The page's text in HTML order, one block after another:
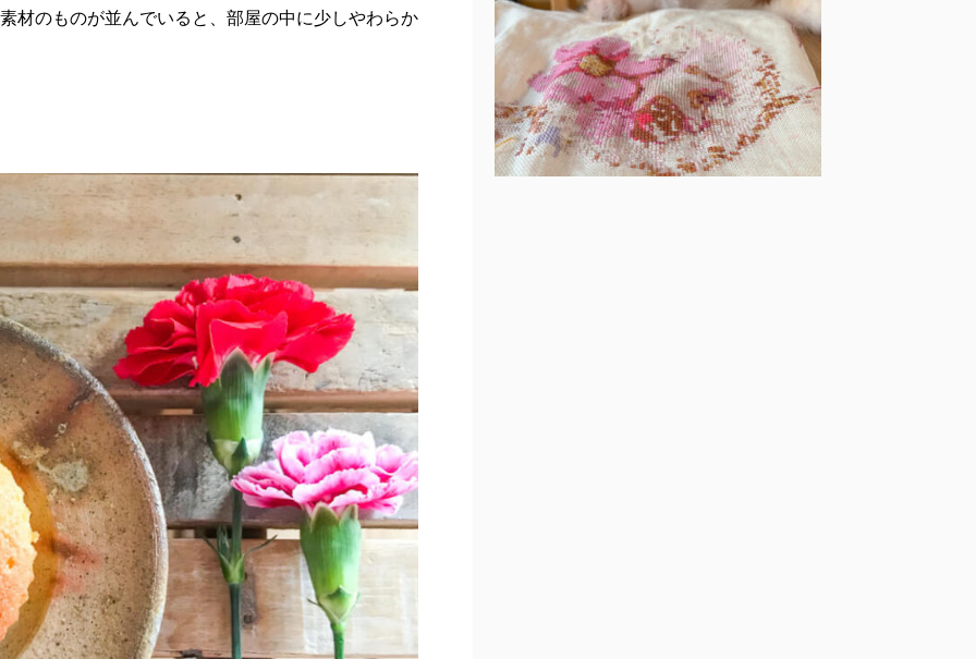
材のものが並んでいると、部屋の中に少しやわらか